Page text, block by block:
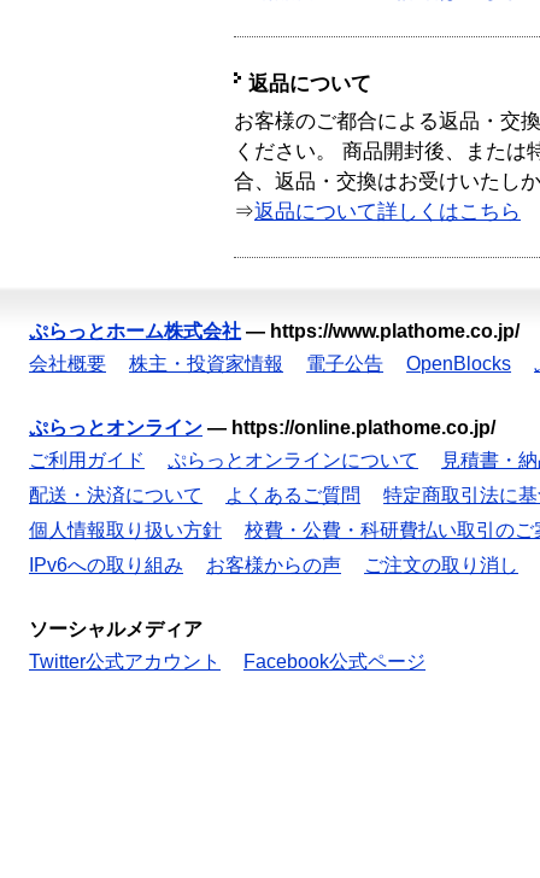
返品について
お客様のご都合による返品・交
ください。 商品開封後、または
合、返品・交換はお受けいたし
⇒返品について詳しくはこちら
ぷらっとホーム株式会社 — https://www.plathome.co.jp/
会社概要
株主・投資家情報 電子公告 OpenBlocks
ぷらっとオンライン — https://online.plathome.co.jp/
ご利用ガイド
ぷらっとオンラインについて
見積書・
配送・決済について
よくあるご質問
特定商取引法に
個人情報取り扱い方針
校費・公費・科研費払い取引のご
IPv6への取り組み
お客様からの声 ご注文の取り消し
ソーシャルメディア
Twitter公式アカウント
Facebook公式ページ